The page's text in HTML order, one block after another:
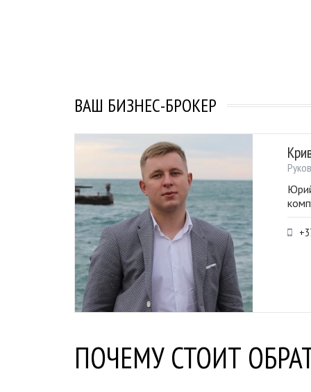
ВАШ БИЗНЕС-БРОКЕР
ПОЧЕМУ СТОИТ